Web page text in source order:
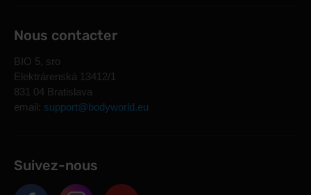
Nous contacter
BIO 5, sro
Elektrárenská 13412/1
831 04 Bratislava
email: support@bodyworld.eu
Suivez-nous